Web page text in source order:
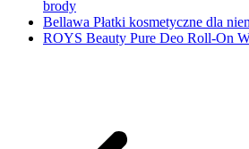
brody
Bellawa Płatki kosmetyczne dla
ROYS Beauty Pure Deo Roll-On